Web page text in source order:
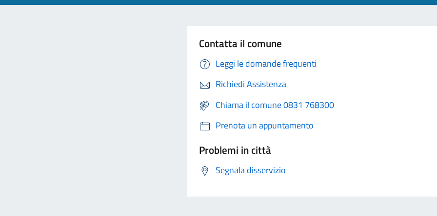
Contatta il comune
Leggi le domande frequenti
Richiedi Assistenza
Chiama il comune 0831 768300
Prenota un appuntamento
Problemi in città
Segnala disservizio